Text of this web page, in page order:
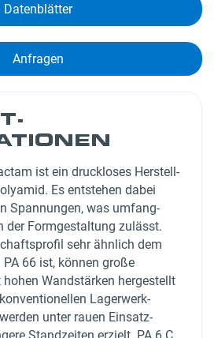
Datenblätter
Anfragen
ist ein druckloses Herstell­
Es entstehen dabei
Spannungen, was umfang­
der Formge­staltung zulässt.
sehr ähnlich dem
66 ist, können große
Wand­stärken herge­stellt
Lager­werk­
unter rauen Einsatz­